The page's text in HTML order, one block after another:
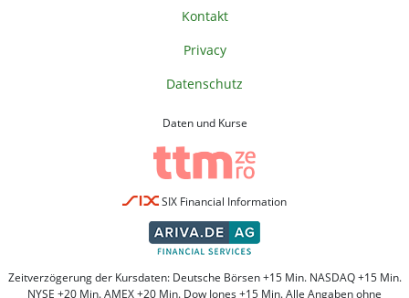
Kontakt
Privacy
Datenschutz
Daten und Kurse
SIX Financial Information
Zeitverzögerung der Kursdaten: Deutsche Börsen +15 Min. NASDAQ +15 Min.
NYSE +20 Min. AMEX +20 Min. Dow Jones +15 Min. Alle Angaben ohne